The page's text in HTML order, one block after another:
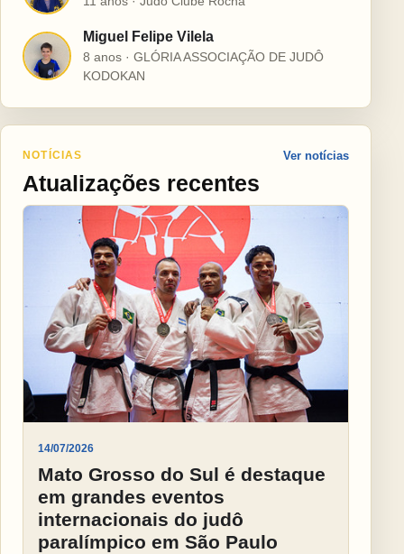
M
Miguel Felipe Vilela
8 anos · GLÓRIA ASSOCIAÇÃO DE JUDÔ
KODOKAN
NOTÍCIAS
Atualizações recentes
Ver notícias
14/07/2026
Mato Grosso do Sul é destaque
em grandes eventos
internacionais do judô
paralímpico em São Paulo